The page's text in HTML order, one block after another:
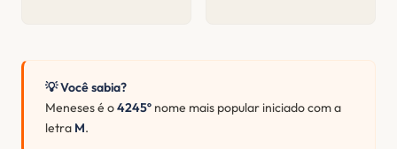
💡 Você sabia?
Meneses é o4245º nome mais popular iniciado com a
letra M.